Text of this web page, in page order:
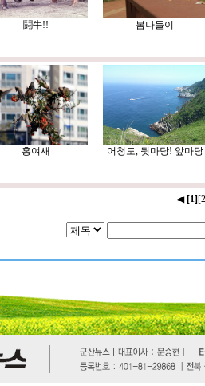
鬪牛!! 봄나들이
홍여새 어청도, 뒷마당! 앞마당
◀ [1]